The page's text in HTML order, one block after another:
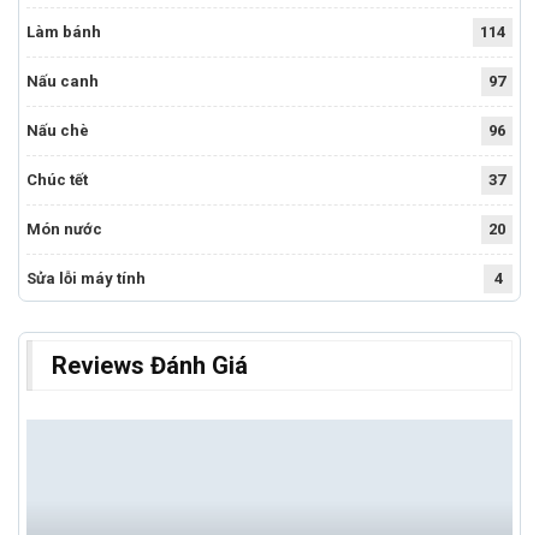
Làm bánh 114
Nấu canh 97
Nấu chè 96
Chúc tết 37
Món nước 20
Sửa lỗi máy tính 4
Reviews Đánh Giá